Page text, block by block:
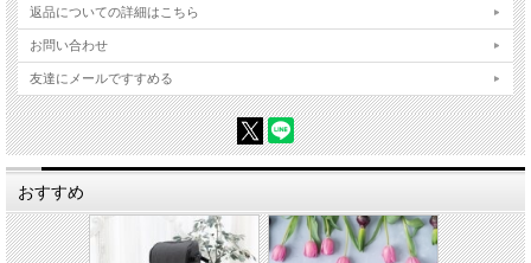
コラム
専業主婦からフォトグラファーへ
マニュアルで教える理由
絵筆のようにレンズを選ぶ
泣き顔も撮っておこう
二分の一成人式のサプライズプレゼント！
誘導せず誘導してもらうこともある
カメラで愛を伝えて、ずっと残してほしい
返品についての詳細はこちら
お問い合わせ
友達にメールですすめる
おすすめ